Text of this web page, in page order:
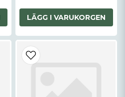
LÄGG I VARUKORGEN